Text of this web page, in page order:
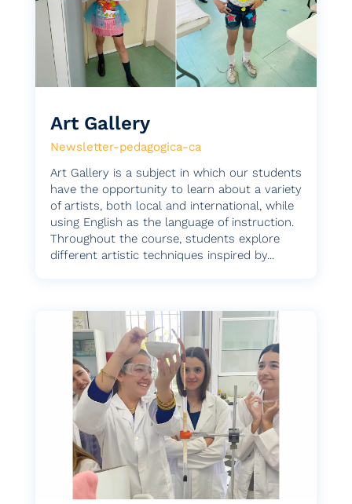
Art Gallery
Newsletter-pedagogica-ca
Art Gallery is a subject in which our students
have the opportunity to learn about a variety
of artists, both local and international, while
using English as the language of instruction.
Throughout the course, students explore
different artistic techniques inspired by...